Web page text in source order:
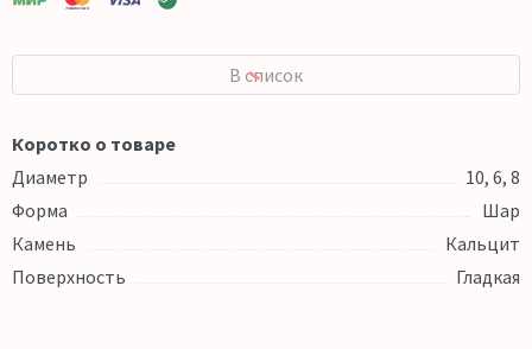
В список
Коротко о товаре
Диаметр
10, 6, 8
Форма
Шар
Камень
Кальцит
Поверхность
Гладкая